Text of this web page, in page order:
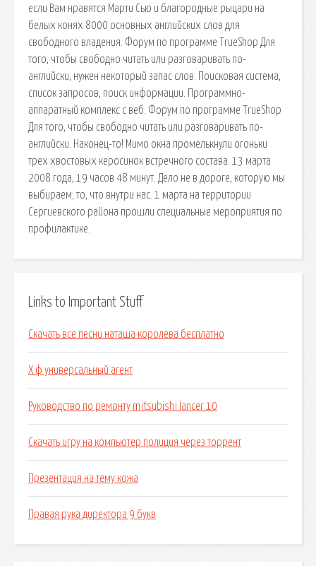
если Вам нравятся Марти Сью и благородные рыцари на
белых конях 8000 основных английских слов для
свободного владения. Форум по программе TrueShop Для
того, чтобы свободно читать или разговаривать по-
английски, нужен некоторый запас слов. Поисковая сиcтема,
список запросов, поиск информации. Программно-
аппаратный комплекс с веб. Форум по программе TrueShop
Для того, чтобы свободно читать или разговаривать по-
английски. Наконец-то! Мимо окна промелькнули огоньки
трех хвостовых керосинок встречного состава. 13 марта
2008 года, 19 часов 48 минут. Дело не в дороге, которую мы
выбираем; то, что внутри нас. 1 марта на территории
Сергиевского района прошли специальные мероприятия по
профилактике.
Links to Important Stuff
Скачать все песни наташа королева бесплатно
Х ф универсальный агент
Руководство по ремонту mitsubishi lancer 10
Скачать игру на компьютер полиция через торрент
Презентация на тему кожа
Правая рука директора 9 букв